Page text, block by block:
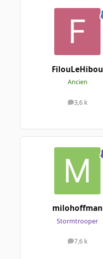
FilouLeHibou
Ancien
3,6 k
messages
milohoffman
Stormtrooper
7,6 k
messages